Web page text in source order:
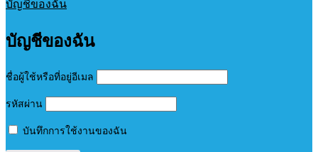
บัญชีของฉัน
บัญชีของฉัน
ชื่อผู้ใช้หรือที่อยู่อีเมล
รหัสผ่าน
บันทึกการใช้งานของฉัน